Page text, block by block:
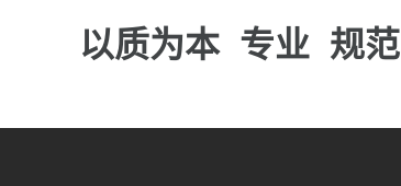
以质为本 专业 规范